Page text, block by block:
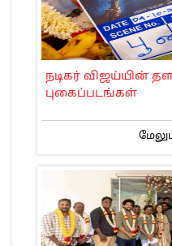
நடிகர் விஜய்யின்
புகைப்படங்கள்